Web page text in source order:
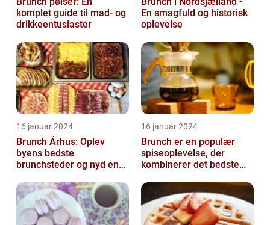
komplet guide til mad- og
drikkeentusiaster
En smagfuld og historisk
oplevelse
16 januar 2024
Brunch Århus: Oplev
byens bedste
brunchsteder og nyd en
madoplevelse
16 januar 2024
Brunch er en populær
spiseoplevelse, der
kombinerer det bedste
frokost